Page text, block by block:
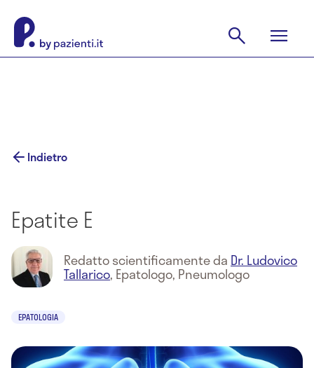
Indietro
Epatite E
Redatto scientificamente da Dr. Ludovico
Tallarico, Epatologo, Pneumologo
EPATOLOGIA